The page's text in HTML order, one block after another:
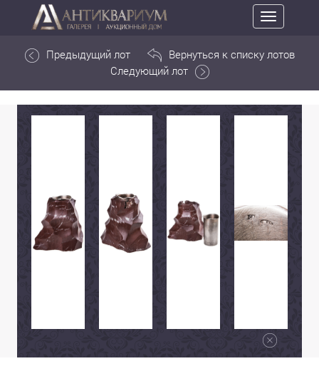
Toggle
navigation
Предыдущий лот
Вернуться к списку лотов
Следующий лот